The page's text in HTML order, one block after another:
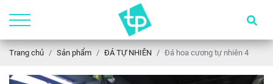
Trang chủ Sản phẩm ĐÁ TỰ NHIÊN Đá hoa cương tự nhiên 4